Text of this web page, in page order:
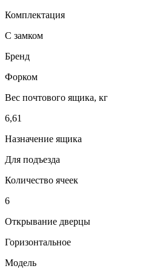
Комплектация
С замком
Бренд
Форком
Вес почтового ящика, кг
6,61
Назначение ящика
Для подъезда
Количество ячеек
6
Открывание дверцы
Горизонтальное
Модель